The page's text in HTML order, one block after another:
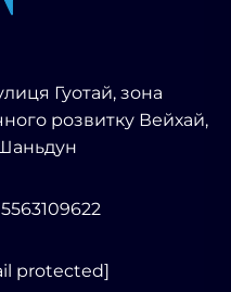
Гуотай, зона
розвитку Вейхай,
protected]